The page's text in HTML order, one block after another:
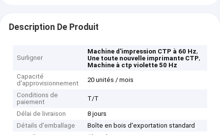
Description De Produit
Surligner
Machine d'impression CTP à 60 Hz,
Une toute nouvelle imprimante CTP,
Machine à ctp violette 50 Hz
Capacité
d'approvisionnement
20 unités / mois
Conditions de
paiement
T/T
Délai de livraison
8 jours
Détails d'emballage
Boîte en bois d'exportation standard